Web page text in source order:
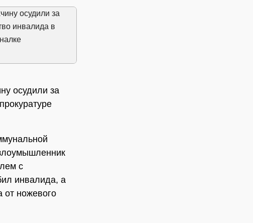
осудили за
с
инвалида, а
от ножевого